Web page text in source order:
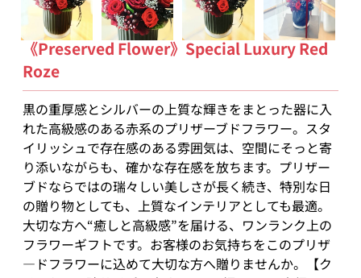
《Preserved Flower》Special Luxury Red
Roze
黒の重厚感とシルバーの上質な輝きをまとった器に入
れた高級感のある赤系のプリザーブドフラワー。スタ
イリッシュで存在感のある雰囲気は、空間にそっと寄
り添いながらも、確かな存在感を放ちます。プリザー
ブドならではの瑞々しい美しさが長く続き、特別な日
の贈り物としても、上質なインテリアとしても最適。
大切な方へ“癒しと高級感”を届ける、ワンランク上の
フラワーギフトです。お客様のお気持ちをこのプリザ
―ドフラワーに込めて大切な方へ贈りませんか。【ク